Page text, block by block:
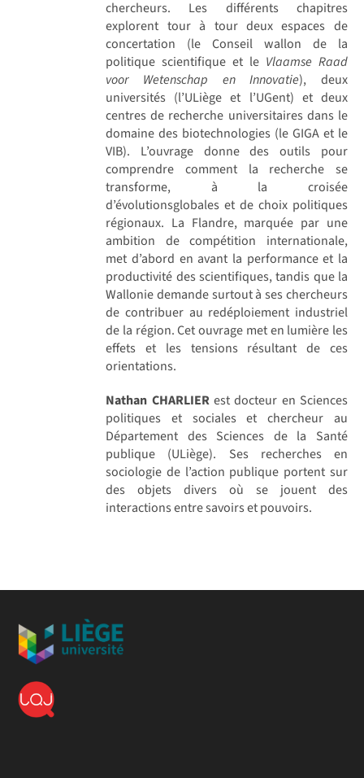
chercheurs. Les différents chapitres
explorent tour à tour deux espaces de
concertation (le Conseil wallon de la
politique scientifique et le Vlaamse Raad
voor Wetenschap en Innovatie), deux
universités (l’ULiège et l’UGent) et deux
centres de recherche universitaires dans le
domaine des biotechnologies (le GIGA et le
VIB). L’ouvrage donne des outils pour
comprendre comment la recherche se
transforme, à la croisée
d’évolutionsglobales et de choix politiques
régionaux. La Flandre, marquée par une
ambition de compétition internationale,
met d’abord en avant la performance et la
productivité des scientifiques, tandis que la
Wallonie demande surtout à ses chercheurs
de contribuer au redéploiement industriel
de la région. Cet ouvrage met en lumière les
effets et les tensions résultant de ces
orientations.
Nathan CHARLIERest docteur en Sciences
politiques et sociales et chercheur au
Département des Sciences de la Santé
publique (ULiège). Ses recherches en
sociologie de l’action publique portent sur
des objets divers où se jouent des
interactions entre savoirs et pouvoirs.